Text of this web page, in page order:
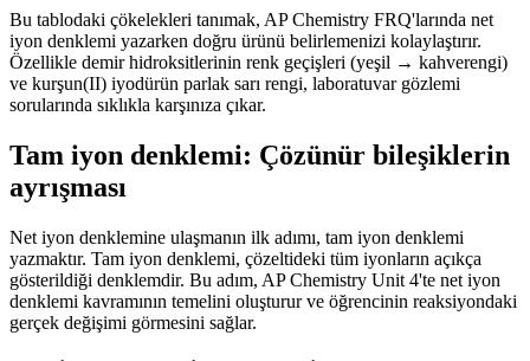
Bu tablodaki çökelekleri tanımak, AP Chemistry FRQ'larında net
iyon denklemi yazarken doğru ürünü belirlemenizi kolaylaştırır.
Özellikle demir hidroksitlerinin renk geçişleri (yeşil → kahverengi)
ve kurşun(II) iyodürün parlak sarı rengi, laboratuvar gözlemi
sorularında sıklıkla karşınıza çıkar.
Tam iyon denklemi: Çözünür bileşiklerin
ayrışması
Net iyon denklemine ulaşmanın ilk adımı, tam iyon denklemi
yazmaktır. Tam iyon denklemi, çözeltideki tüm iyonların açıkça
gösterildiği denklemdir. Bu adım, AP Chemistry Unit 4'te net iyon
denklemi kavramının temelini oluşturur ve öğrencinin reaksiyondaki
gerçek değişimi görmesini sağlar.